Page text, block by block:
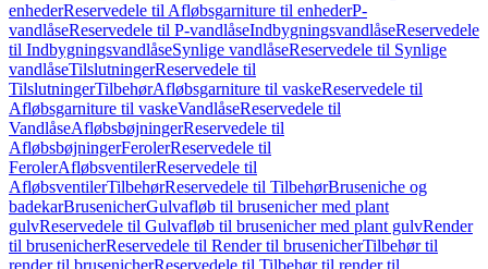
enhederReservedele til Afløbsgarniture til enhederP-
vandlåseReservedele til P-vandlåseIndbygningsvandlåseReservedele
til IndbygningsvandlåseSynlige vandlåseReservedele til Synlige
vandlåseTilslutningerReservedele til
TilslutningerTilbehørAfløbsgarniture til vaskeReservedele til
Afløbsgarniture til vaskeVandlåseReservedele til
VandlåseAfløbsbøjningerReservedele til
AfløbsbøjningerFerolerReservedele til
FerolerAfløbsventilerReservedele til
AfløbsventilerTilbehørReservedele til TilbehørBruseniche og
badekarBrusenicherGulvafløb til brusenicher med plant
gulvReservedele til Gulvafløb til brusenicher med plant gulvRender
til brusenicherReservedele til Render til brusenicherTilbehør til
render til brusenicherReservedele til Tilbehør til render til